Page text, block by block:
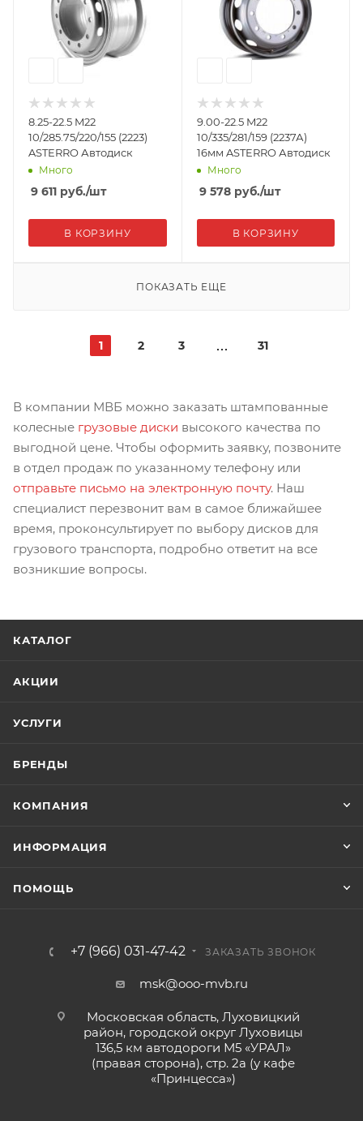
8.25-22.5 M22
10/285.75/220/155 (2223)
ASTERRO Автодиск
Много
9 611 руб./шт
В КОРЗИНУ
9.00-22.5 M22
10/335/281/159 (2237А)
16мм ASTERRO Автодиск
Много
9 578руб./шт
В КОРЗИНУ
ПОКАЗАТЬ ЕЩЕ
1 2 3 31
В компании МВБ можно заказать штампованные
колесные грузовые диски высокого качества по
выгодной цене. Чтобы оформить заявку, позвоните
в отдел продаж по указанному телефону или
отправьте письмо на электронную почту. Наш
специалист перезвонит вам в самое ближайшее
время, проконсультирует по выбору дисков для
грузового транспорта, подробно ответит на все
возникшие вопросы.
КАТАЛОГ
АКЦИИ
УСЛУГИ
БРЕНДЫ
КОМПАНИЯ
ИНФОРМАЦИЯ
ПОМОЩЬ
+7 (966) 031-47-42 ЗАКАЗАТЬ ЗВОНОК
msk@ooo-mvb.ru
Московская область, Луховицкий
район, городской округ Луховицы
136,5 км автодороги М5 «УРАЛ»
(правая сторона), стр. 2а (у кафе
«‎Принцесса»)